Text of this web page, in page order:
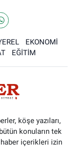
EKONOMİ
EĞİTİM
köşe yazıları,
konuların tek
içerikleri izin